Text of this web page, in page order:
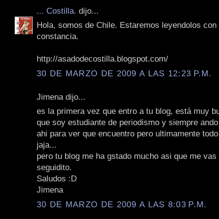
... Costilla. dijo...
Hola, somos de Chile. Estaremos leyendolos con
constancia.
http://asadodecostilla.blogspot.com/
30 DE MARZO DE 2009 A LAS 12:23 P.M.
Jimena dijo...
es la primera vez que entro a tu blog, está muy
que soy estudiante de periodismo y siempre
ahi para ver que encuentro pero ultimamente
jaja...
pero tu blog me ha gstado mucho asi que me
seguidito.
Saludos :D
Jimena
30 DE MARZO DE 2009 A LAS 8:03 P.M.